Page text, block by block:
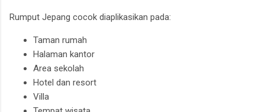
Rumput Jepang cocok diaplikasikan pada:
Taman rumah
Halaman kantor
Area sekolah
Hotel dan resort
Villa